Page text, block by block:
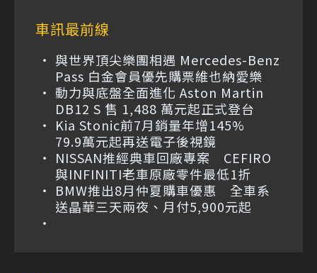
車訊最前線
與世界頂尖樂團相遇 Mercedes-Benz
Pass 白金會員優先購票維也納愛樂
動力與底盤全面進化 Aston Martin
DB12 S 售 1,488 萬元起正式登台
Kia Stonic前7月銷量年增145%
79.9萬元起再送電子後視鏡
NISSAN推經典車回廠專案 CEFIRO
與INFINITI老車原廠零件最低1折
BMW推出8月仲夏購車優惠 全車系
送晶華三天兩夜、月付5,900元起